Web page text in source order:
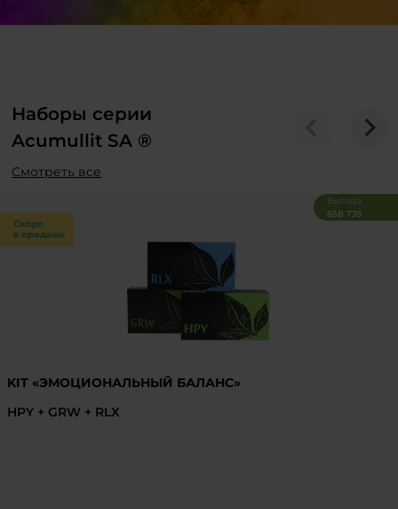
Наборы серии
Acumullit SA ®
Смотреть все
Выгода
658 TJS
Скоро
в продаже
KIT «ЭМОЦИОНАЛЬНЫЙ БАЛАНС»
HPY + GRW + RLX